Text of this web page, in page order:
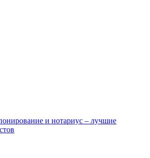
и нотариус – лучшие